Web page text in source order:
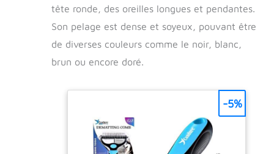
tête ronde, des oreilles longues et pendantes.
Son pelage est dense et soyeux, pouvant être
de diverses couleurs comme le noir, blanc,
brun ou encore doré.
-5%